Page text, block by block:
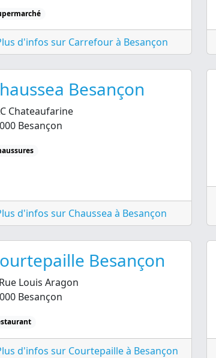
d'infos sur Carrefour à Besançon
Besançon
Chateaufarine
Besançon
d'infos sur Chaussea à Besançon
Besançon
Louis Aragon
Besançon
d'infos sur Courtepaille à Besançon